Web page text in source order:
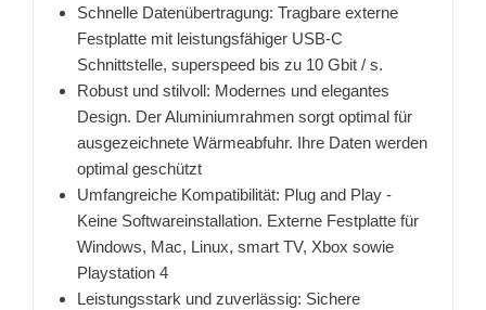
Schnelle Datenübertragung: Tragbare externe
Festplatte mit leistungsfähiger USB-C
Schnittstelle, superspeed bis zu 10 Gbit / s.
Robust und stilvoll: Modernes und elegantes
Design. Der Aluminiumrahmen sorgt optimal für
ausgezeichnete Wärmeabfuhr. Ihre Daten werden
optimal geschützt
Umfangreiche Kompatibilität: Plug and Play -
Keine Softwareinstallation. Externe Festplatte für
Windows, Mac, Linux, smart TV, Xbox sowie
Playstation 4
Leistungsstark und zuverlässig: Sichere